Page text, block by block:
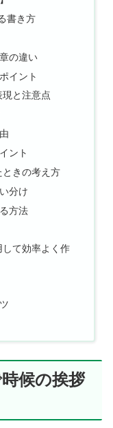
書き方
の違い
イント
と注意点
ント
きの考え方
分け
方法
て効率よく作
候の挨拶